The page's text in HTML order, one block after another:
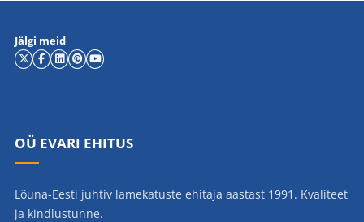
Jälgi meid
OÜ EVARI EHITUS
Lõuna-Eesti juhtiv lamekatuste ehitaja aastast 1991. Kvaliteet
ja kindlustunne.